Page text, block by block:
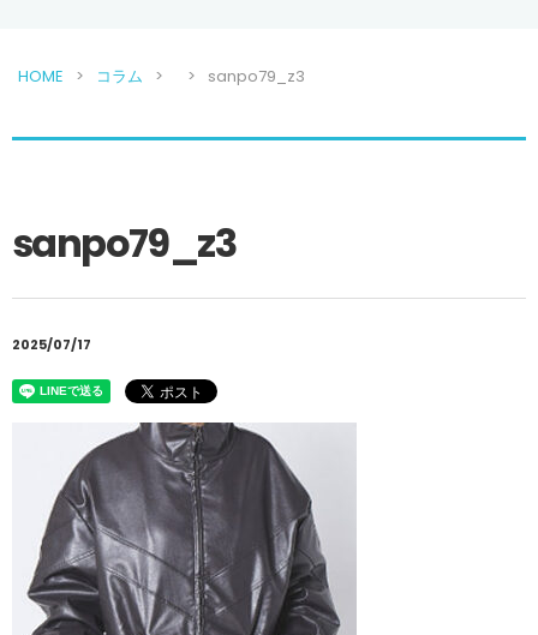
HOME コラム sanpo79_z3
sanpo79_z3
2025/07/17